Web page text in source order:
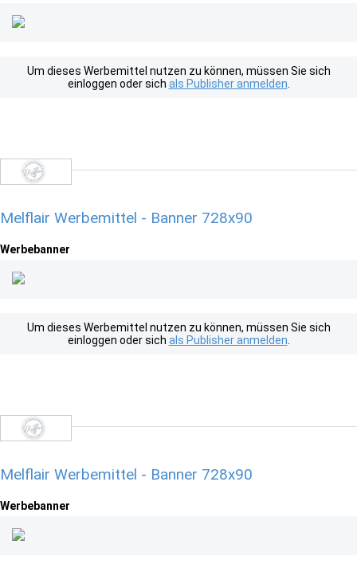
Um dieses Werbemittel nutzen zu können, müssen Sie sich
einloggen oder sich als Publisher anmelden
Melflair Werbemittel - Banner 728x90
Werbebanner
Um dieses Werbemittel nutzen zu können, müssen Sie sich
einloggen oder sich als Publisher anmelden
Melflair Werbemittel - Banner 728x90
Werbebanner